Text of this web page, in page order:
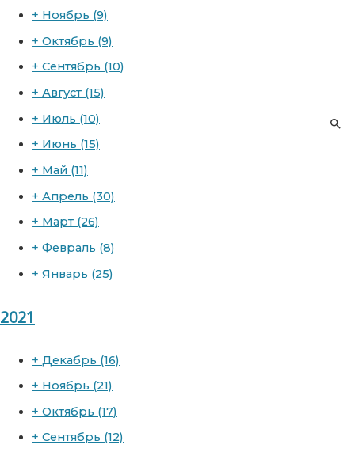
+ Ноябрь (9)
+ Октябрь (9)
+ Сентябрь (10)
+ Август (15)
+ Июль (10)
+ Июнь (15)
+ Май (11)
+ Апрель (30)
+ Март (26)
+ Февраль (8)
+ Январь (25)
2021
+ Декабрь (16)
+ Ноябрь (21)
+ Октябрь (17)
+ Сентябрь (12)